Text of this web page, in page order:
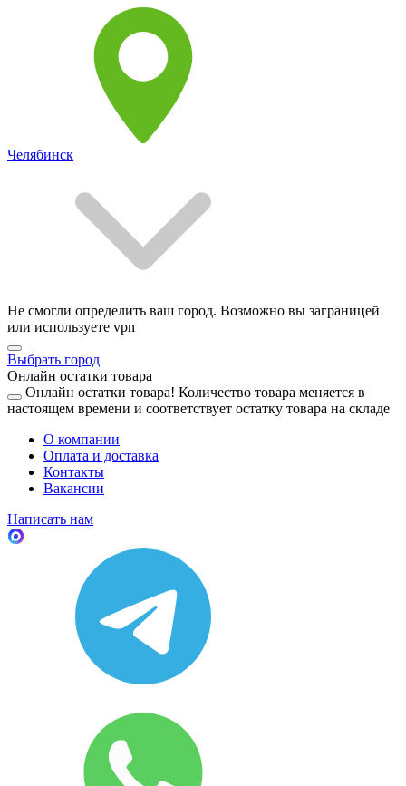
Челябинск
Не смогли определить ваш город. Возможно вы заграницей
или используете vpn
Выбрать город
Онлайн остатки товара
Онлайн остатки товара! Количество товара меняется в
настоящем времени и соответствует остатку товара на складе
О компании
Оплата и доставка
Контакты
Вакансии
Написать нам